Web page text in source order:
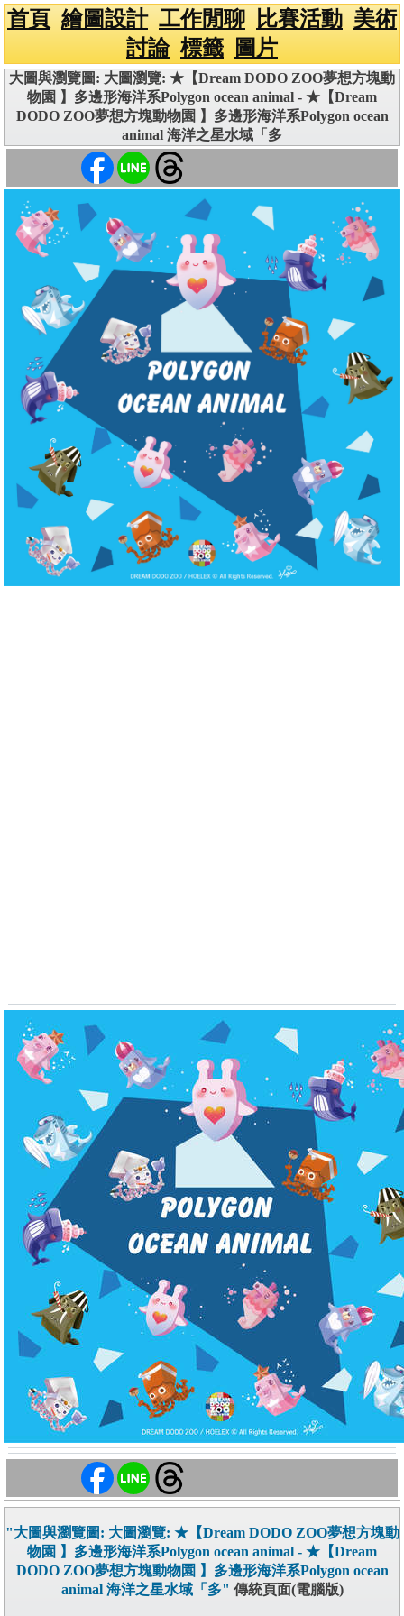
首頁 繪圖設計 工作閒聊 比賽活動 美術
討論 標籤 圖片
大圖與瀏覽圖: 大圖瀏覽: ★【Dream DODO ZOO夢想方塊動
物園 】多邊形海洋系Polygon ocean animal - ★【Dream
DODO ZOO夢想方塊動物園 】多邊形海洋系Polygon ocean
animal 海洋之星水域「多
"大圖與瀏覽圖: 大圖瀏覽: ★【Dream DODO ZOO夢想方塊動
物園 】多邊形海洋系Polygon ocean animal - ★【Dream
DODO ZOO夢想方塊動物園 】多邊形海洋系Polygon ocean
animal 海洋之星水域「多" 傳統頁面(電腦版)